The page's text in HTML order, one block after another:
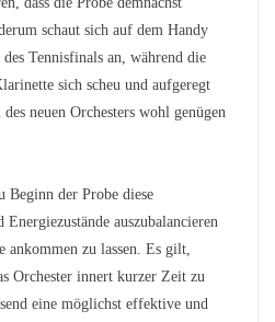
schaut sich auf dem Handy
Tennisfinals an, während die
sich scheu und aufgeregt
neuen Orchesters wohl genügen
der Probe diese
Energiezustände auszubalancieren
ankommen zu lassen. Es gilt,
Orchester innert kurzer Zeit zu
eine möglichst effektive und